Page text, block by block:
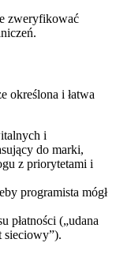
zweryfikować
określona i łatwa
i
do marki,
z priorytetami i
programista mógł
płatności („udana
sieciowy”).